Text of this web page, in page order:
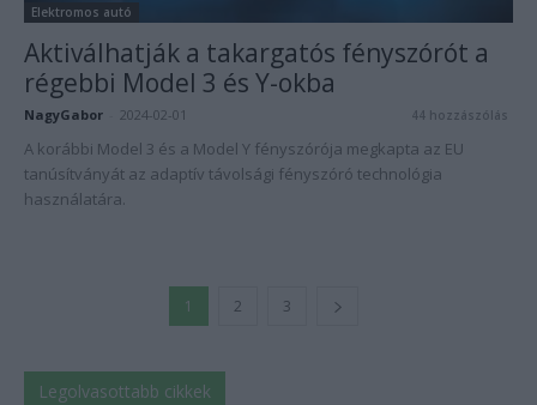
Elektromos autó
Aktiválhatják a takargatós fényszórót a
régebbi Model 3 és Y-okba
NagyGabor 2024-02-01 44 hozzászólás
A korábbi Model 3 és a Model Y fényszórója megkapta az EU
tanúsítványát az adaptív távolsági fényszóró technológia
használatára.
1 2 3
Legolvasottabb cikkek